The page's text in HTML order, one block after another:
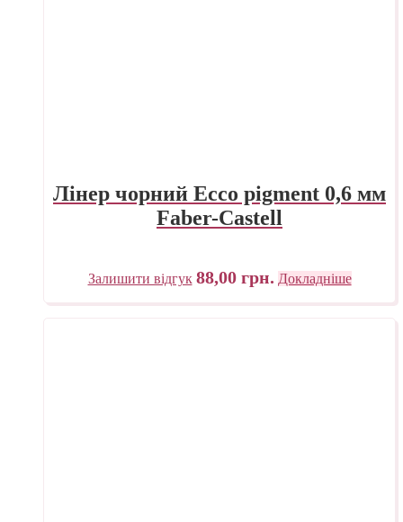
Лінер чорний Ecco pigment 0,6 мм
Faber-Castell
Залишити відгук 88,00 грн. Докладніше